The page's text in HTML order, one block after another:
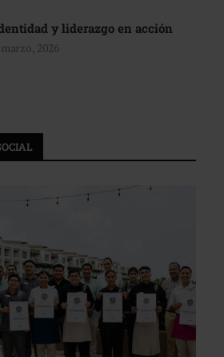
y liderazgo en acción
marzo, 2026